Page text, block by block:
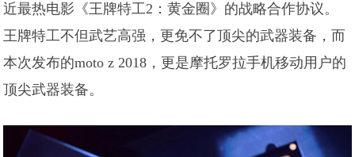
近最热电影《王牌特工2：黄金圈》的战略合作协议。
王牌特工不但武艺高强，更免不了顶尖的武器装备，而
本次发布的moto z 2018，更是摩托罗拉手机移动用户的
顶尖武器装备。